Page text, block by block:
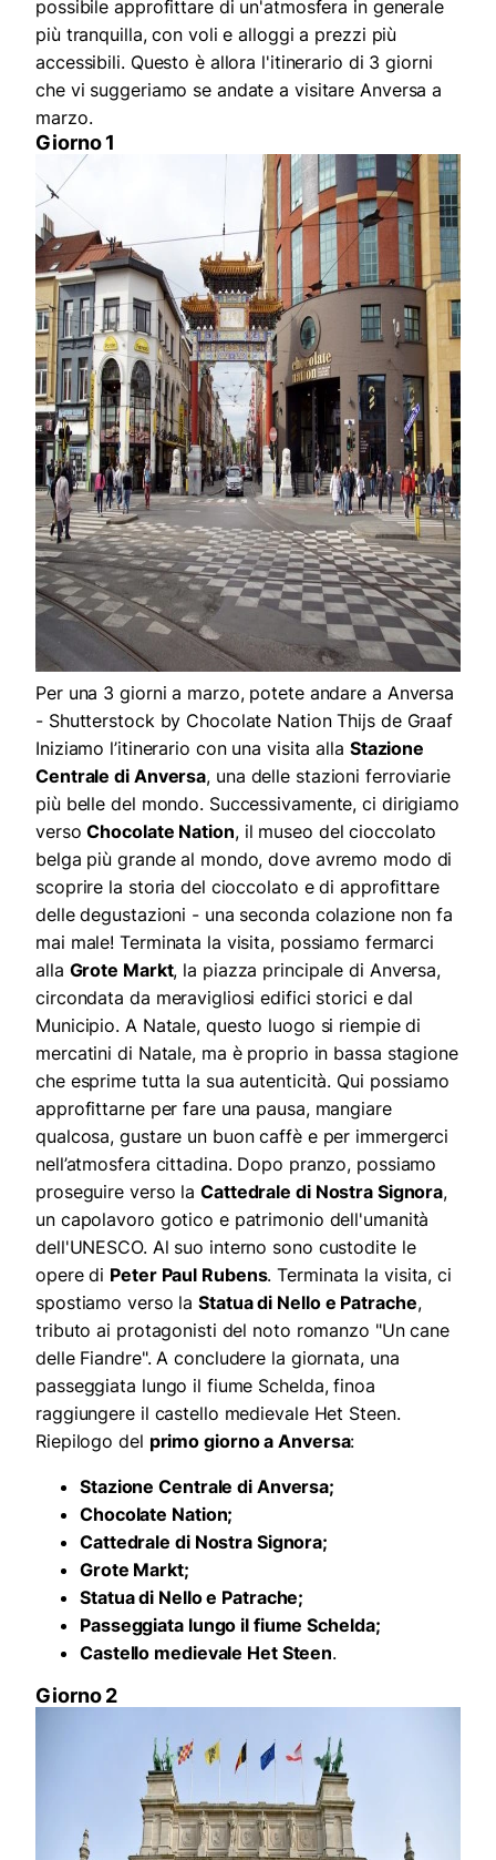
possibile approfittare di un'atmosfera in generale
più tranquilla, con voli e alloggi a prezzi più
accessibili. Questo è allora l'itinerario di 3 giorni
che vi suggeriamo se andate a visitare Anversa a
marzo.
Giorno 1
Per una 3 giorni a marzo, potete andare a Anversa
- Shutterstock by Chocolate Nation Thijs de Graaf
Iniziamo l’itinerario con una visita alla Stazione
Centrale di Anversa, una delle stazioni ferroviarie
più belle del mondo. Successivamente, ci dirigiamo
versoChocolate Nation, il museo del cioccolato
belga più grande al mondo, dove avremo modo di
scoprire la storia del cioccolato e di approfittare
delle degustazioni - una seconda colazione non fa
mai male! Terminata la visita, possiamo fermarci
alla Grote Markt, la piazza principale di Anversa,
circondata da meravigliosi edifici storici e dal
Municipio. A Natale, questo luogo si riempie di
mercatini di Natale, ma è proprio in bassa stagione
che esprime tutta la sua autenticità. Qui possiamo
approfittarne per fare una pausa, mangiare
qualcosa, gustare un buon caffè e per immergerci
nell’atmosfera cittadina. Dopo pranzo, possiamo
proseguire verso la Cattedrale di Nostra Signora,
un capolavoro gotico e patrimonio dell'umanità
dell'UNESCO. Al suo interno sono custodite le
opere di Peter Paul Rubens. Terminata la visita, ci
spostiamo verso laStatua di Nello e Patrache,
tributo ai protagonisti del noto romanzo "Un cane
delle Fiandre". A concludere la giornata, una
passeggiata lungo il fiume Schelda, finoa
raggiungere il castello medievale Het Steen.
Riepilogo del primo giorno a Anversa:
Stazione Centrale di Anversa;
Chocolate Nation;
Cattedrale di Nostra Signora;
Grote Markt;
Statua di Nello e Patrache;
Passeggiata lungo il fiume Schelda;
Castello medievale Het Steen.
Giorno 2